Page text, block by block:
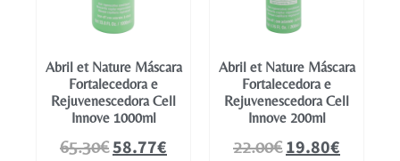
Abril et Nature Máscara
Fortalecedora e
Rejuvenescedora Cell
Innove 1000ml
65.30€58.77€
Abril et Nature Máscara
Fortalecedora e
Rejuvenescedora Cell
Innove 200ml
22.00€19.80€